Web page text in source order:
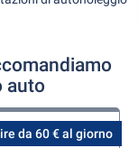
auto
da 60 € al giorno